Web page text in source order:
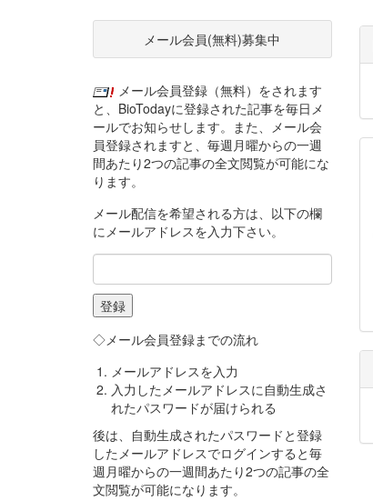
メール会員(無料)募集中
メール会員登録（無料）をされます
と、BioTodayに登録された記事を毎日メ
ールでお知らせします。また、メール会
員登録されますと、毎週月曜からの一週
間あたり2つの記事の全文閲覧が可能にな
ります。
メール配信を希望される方は、以下の欄
にメールアドレスを入力下さい。
◇メール会員登録までの流れ
メールアドレスを入力
入力したメールアドレスに自動生成さ
れたパスワードが届けられる
後は、自動生成されたパスワードと登録
したメールアドレスでログインすると毎
週月曜からの一週間あたり2つの記事の全
文閲覧が可能になります。